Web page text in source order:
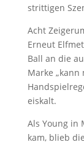
strittigen
Acht
Erneut
Ball an die
Marke „kann
eiskalt.
Als Young in
kam, blieb